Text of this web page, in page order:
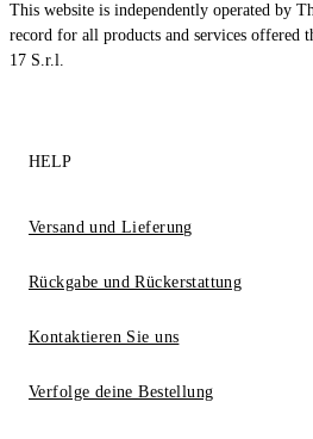
This website is independently operated by
record for all products and services offered
17 S.r.l.
HELP
Versand und Lieferung
Rückgabe und Rückerstattung
Kontaktieren Sie uns
Verfolge deine Bestellung